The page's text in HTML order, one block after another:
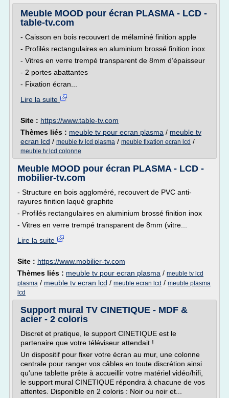
Meuble MOOD pour écran PLASMA - LCD -
table-tv.com
- Caisson en bois recouvert de mélaminé finition apple
- Profilés rectangulaires en aluminium brossé finition inox
- Vitres en verre trempé transparent de 8mm d’épaisseur
- 2 portes abattantes
- Fixation écran...
Lire la suite
Site : https://www.table-tv.com
Thèmes liés : meuble tv pour ecran plasma / meuble tv
ecran lcd / meuble tv lcd plasma / meuble fixation ecran lcd /
meuble tv lcd colonne
Meuble MOOD pour écran PLASMA - LCD -
mobilier-tv.com
- Structure en bois aggloméré, recouvert de PVC anti-
rayures finition laqué graphite
- Profilés rectangulaires en aluminium brossé finition inox
- Vitres en verre trempé transparent de 8mm (vitre...
Lire la suite
Site : https://www.mobilier-tv.com
Thèmes liés : meuble tv pour ecran plasma / meuble tv lcd
plasma / meuble tv ecran lcd / meuble ecran lcd / meuble plasma
lcd
Support mural TV CINETIQUE - MDF &
acier - 2 coloris
Discret et pratique, le support CINETIQUE est le
partenaire que votre téléviseur attendait !
Un dispositif pour fixer votre écran au mur, une colonne
centrale pour ranger vos câbles en toute discrétion ainsi
qu'une tablette prête à accueillir votre matériel vidéo/hifi,
le support mural CINETIQUE répondra à chacune de vos
attentes. Disponible en 2 coloris : Noir ou noir et...